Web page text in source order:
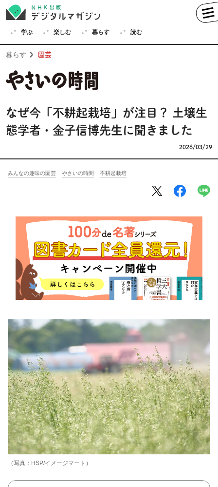
学ぶ 楽しむ 暮らす 読む
中国語 ハングル（韓国語）
その他
将棋 その他
暮らす 園芸 ハンドメイド
その他
読む 教養 NHK出版新書
作品 その他
きょうの レシピ
レシピ その他
ABOUT
keyword
暮らす 園芸
なぜ今「不耕起栽培」が注目？ 土壌生
態学者・金子信博先生に聞きました
2026/03/29
みんなの趣味の園芸 やさいの時間 不耕起栽培
（写真：HSP/イメージマート）